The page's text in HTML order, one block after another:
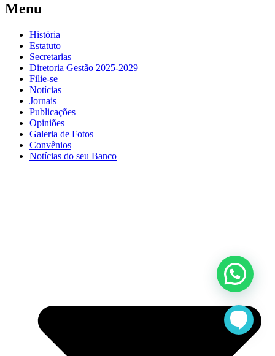
Menu
História
Estatuto
Secretarias
Diretoria Gestão 2025-2029
Filie-se
Notícias
Jornais
Publicações
Opiniões
Galeria de Fotos
Convênios
Notícias do seu Banco